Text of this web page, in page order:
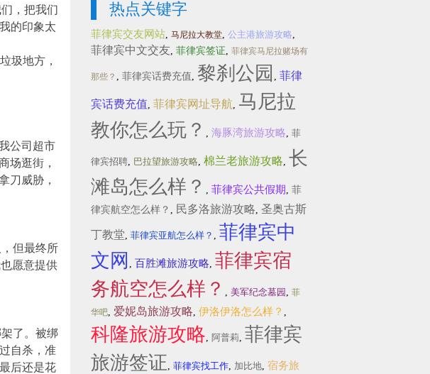
，把我们
的印象太
圾地方，
公司超市
场逛街，
刀威胁，
但最终所
愿意提供
了。被绑
自杀，准
后还是花
热点关键字
菲律宾交友网站, 马尼拉大教堂, 公主港旅游攻略,
菲律宾中文交友, 菲律宾签证, 菲律宾马尼拉赌场有
那些？ , 菲律宾话费充值, 黎刹公园 , 菲律
宾话费充值, 菲律宾网址导航, 马尼拉
教你怎么玩？ , 海豚湾旅游攻略, 菲
律宾招聘, 巴拉望旅游攻略, 棉兰老旅游攻略, 长
滩岛怎么样？ , 菲律宾公共假期 , 菲
律宾航空怎么样？ , 民多洛旅游攻略, 圣奥古斯
丁教堂, 菲律宾亚航怎么样？ , 菲律宾中
文网 , 百胜滩旅游攻略, 菲律宾宿
务航空怎么样？ , 美军纪念墓园 , 菲
华吧, 爱妮岛旅游攻略, 伊洛伊洛怎么样？ ,
科隆旅游攻略, 阿普莉, 菲律宾
旅游签证, 菲律宾找工作, 加比地, 宿务旅